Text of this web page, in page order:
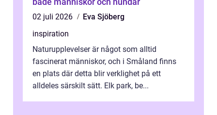
02 juli 2026
Eva Sjöberg
inspiration
Naturupplevelser är något som alltid
fascinerat människor, och i Småland finns
en plats där detta blir verklighet på ett
alldeles särskilt sätt. Elk park, be...